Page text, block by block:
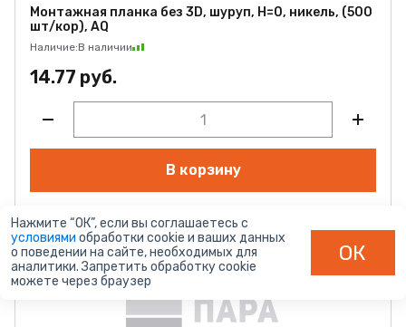
Монтажная планка без 3D, шуруп, H=0, никель, (500
шт/кор), AQ
Наличие:В наличии
14.77 руб.
В корзину
Нажмите “ОК”, если вы соглашаетесь с
условиями обработки cookie и ваших данных
о поведении на сайте, необходимых для
аналитики. Запретить обработку cookie
можете через браузер
ОК